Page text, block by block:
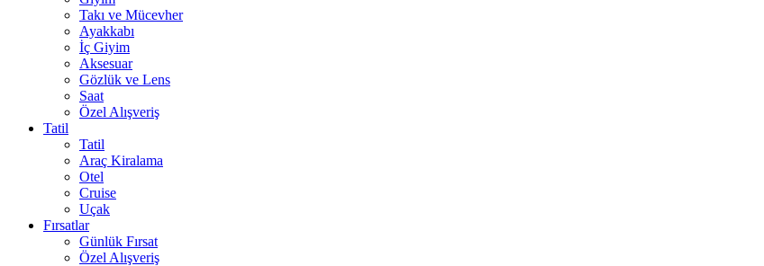
Takı ve Mücevher
Ayakkabı
İç Giyim
Aksesuar
Gözlük ve Lens
Saat
Özel Alışveriş
Tatil
Tatil
Araç Kiralama
Otel
Cruise
Uçak
Fırsatlar
Günlük Fırsat
Özel Alışveriş